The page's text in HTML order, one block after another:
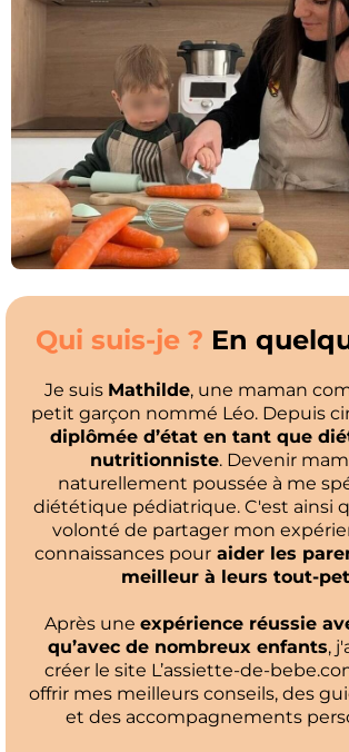
Qui suis-je ? En
Je suis Mathilde, une maman
petit garçon nommé Léo. Depuis
diplômée d’état en tant que
nutritionniste. Devenir
naturellement poussée à me
diététique pédiatrique. C'est ainsi
volonté de partager mon
connaissances pouraider les
meilleur à leurs tout-
Après une expérience réussie
qu’avec de nombreux enfants,
créer le site L’assiette-de-
offrir mes meilleurs conseils, des
et des accompagnements